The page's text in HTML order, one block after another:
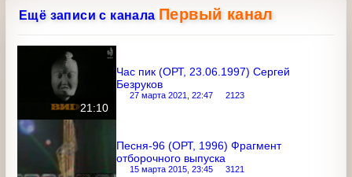
21 июня 2020, 13:30 3483
Ещё записи с каналаПервый канал
Безруков
27 марта 2021, 22:47 2123